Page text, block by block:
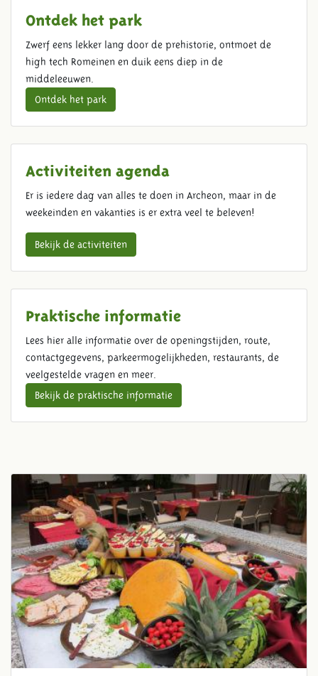
Ontdek het park
Zwerf eens lekker lang door de prehistorie, ontmoet de
high tech Romeinen en duik eens diep in de
middeleeuwen.
Ontdek het park
Activiteiten agenda
Er is iedere dag van alles te doen in Archeon, maar in de
weekeinden en vakanties is er extra veel te beleven!
Bekijk de activiteiten
Praktische informatie
Lees hier alle informatie over de openingstijden, route,
contactgegevens, parkeermogelijkheden, restaurants, de
veelgestelde vragen en meer.
Bekijk de praktische informatie